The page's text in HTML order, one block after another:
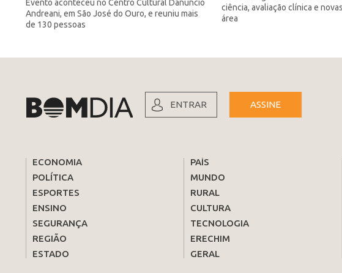
Evento aconteceu no Centro Cultural Danuncio
Andreani, em São José do Ouro, e reuniu mais
de 130 pessoas
ciência, avaliação clínica e
área
ENTRAR ASSINE
ECONOMIA
POLÍTICA
ESPORTES
ENSINO
SEGURANÇA
REGIÃO
ESTADO
PAÍS
MUNDO
RURAL
CULTURA
TECNOLOGIA
ERECHIM
GERAL